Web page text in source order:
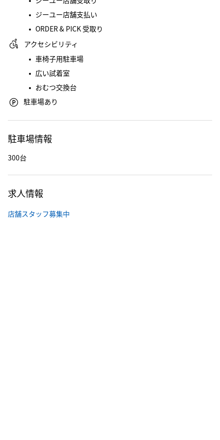
ジーユー店舗支払い
ORDER & PICK 受取り
アクセシビリティ
車椅子用駐車場
広い試着室
おむつ交換台
駐車場あり
駐車場情報
300台
求人情報
店舗スタッフ募集中